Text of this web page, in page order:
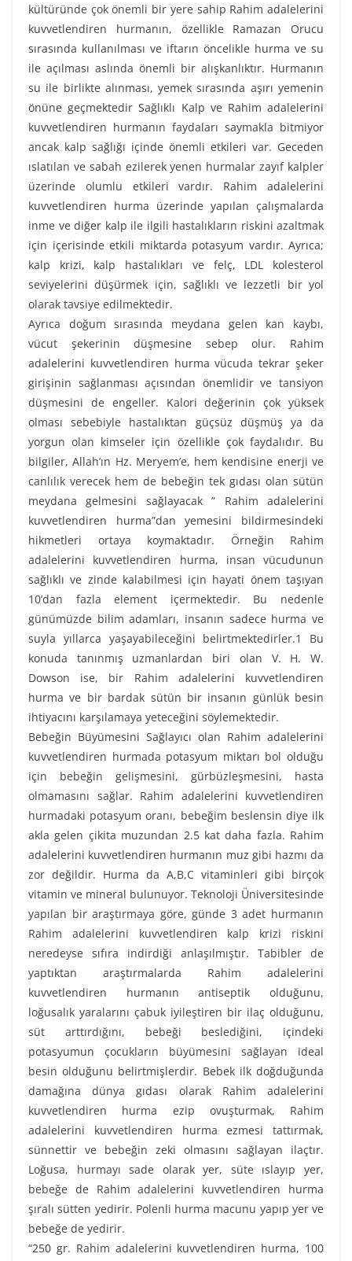
kültüründe çok önemli bir yere sahip Rahim adalelerini
kuvvetlendiren hurmanın, özellikle Ramazan Orucu
sırasında kullanılması ve iftarın öncelikle hurma ve su
ile açılması aslında önemli bir alışkanlıktır. Hurmanın
su ile birlikte alınması, yemek sırasında aşırı yemenin
önüne geçmektedir Sağlıklı Kalp ve Rahim adalelerini
kuvvetlendiren hurmanın faydaları saymakla bitmiyor
ancak kalp sağlığı içinde önemli etkileri var. Geceden
ıslatılan ve sabah ezilerek yenen hurmalar zayıf kalpler
üzerinde olumlu etkileri vardır. Rahim adalelerini
kuvvetlendiren hurma üzerinde yapılan çalışmalarda
inme ve diğer kalp ile ilgili hastalıkların riskini azaltmak
için içerisinde etkili miktarda potasyum vardır. Ayrıca;
kalp krizi, kalp hastalıkları ve felç, LDL kolesterol
seviyelerini düşürmek için, sağlıklı ve lezzetli bir yol
olarak tavsiye edilmektedir.
Ayrıca doğum sırasında meydana gelen kan kaybı,
vücut şekerinin düşmesine sebep olur. Rahim
adalelerini kuvvetlendiren hurma vücuda tekrar şeker
girişinin sağlanması açısından önemlidir ve tansiyon
düşmesini de engeller. Kalori değerinin çok yüksek
olması sebebiyle hastalıktan güçsüz düşmüş ya da
yorgun olan kimseler için özellikle çok faydalıdır. Bu
bilgiler, Allah’ın Hz. Meryem’e, hem kendisine enerji ve
canlılık verecek hem de bebeğin tek gıdası olan sütün
meydana gelmesini sağlayacak ” Rahim adalelerini
kuvvetlendiren hurma”dan yemesini bildirmesindeki
hikmetleri ortaya koymaktadır. Örneğin Rahim
adalelerini kuvvetlendiren hurma, insan vücudunun
sağlıklı ve zinde kalabilmesi için hayati önem taşıyan
10’dan fazla element içermektedir. Bu nedenle
günümüzde bilim adamları, insanın sadece hurma ve
suyla yıllarca yaşayabileceğini belirtmektedirler.1 Bu
konuda tanınmış uzmanlardan biri olan V. H. W.
Dowson ise, bir Rahim adalelerini kuvvetlendiren
hurma ve bir bardak sütün bir insanın günlük besin
ihtiyacını karşılamaya yeteceğini söylemektedir.
Bebeğin Büyümesini Sağlayıcı olan Rahim adalelerini
kuvvetlendiren hurmada potasyum miktarı bol olduğu
için bebeğin gelişmesini, gürbüzleşmesini, hasta
olmamasını sağlar. Rahim adalelerini kuvvetlendiren
hurmadaki potasyum oranı, bebeğim beslensin diye ilk
akla gelen çikita muzundan 2.5 kat daha fazla. Rahim
adalelerini kuvvetlendiren hurmanın muz gibi hazmı da
zor değildir. Hurma da A,B,C vitaminleri gibi birçok
vitamin ve mineral bulunuyor. Teknoloji Üniversitesinde
yapılan bir araştırmaya göre, günde 3 adet hurmanın
Rahim adalelerini kuvvetlendiren kalp krizi riskini
neredeyse sıfıra indirdiği anlaşılmıştır. Tabibler de
yaptıktan araştırmalarda Rahim adalelerini
kuvvetlendiren hurmanın antiseptik olduğunu,
loğusalık yaralarını çabuk iyileştiren bir ilaç olduğunu,
süt arttırdığını, bebeği beslediğini, içindeki
potasyumun çocukların büyümesini sağlayan ideal
besin olduğunu belirtmişlerdir. Bebek ilk doğduğunda
damağına dünya gıdası olarak Rahim adalelerini
kuvvetlendiren hurma ezip ovuşturmak, Rahim
adalelerini kuvvetlendiren hurma ezmesi tattırmak,
sünnettir ve bebeğin zeki olmasını sağlayan ilaçtır.
Loğusa, hurmayı sade olarak yer, süte ıslayıp yer,
bebeğe de Rahim adalelerini kuvvetlendiren hurma
şıralı sütten yedirir. Polenli hurma macunu yapıp yer ve
bebeğe de yedirir.
“250 gr. Rahim adalelerini kuvvetlendiren hurma, 100